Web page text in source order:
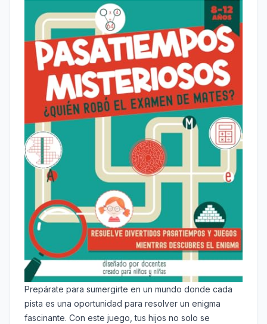
Prepárate para sumergirte en un mundo donde cada
pista es una oportunidad para resolver un enigma
fascinante. Con este juego, tus hijos no solo se